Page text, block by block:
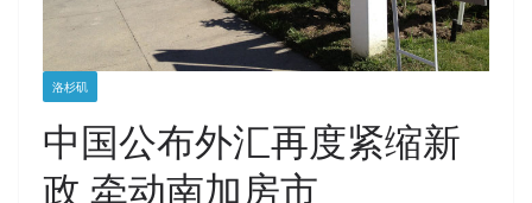
洛杉矶
中国公布外汇再度紧缩新
政 牵动南加房市